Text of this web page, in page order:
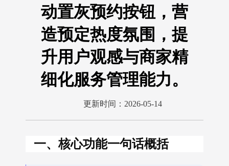
动置灰预约按钮，营
造预定热度氛围，提
升用户观感与商家精
细化服务管理能力。
更新时间：2026-05-14
一、核心功能一句话概括